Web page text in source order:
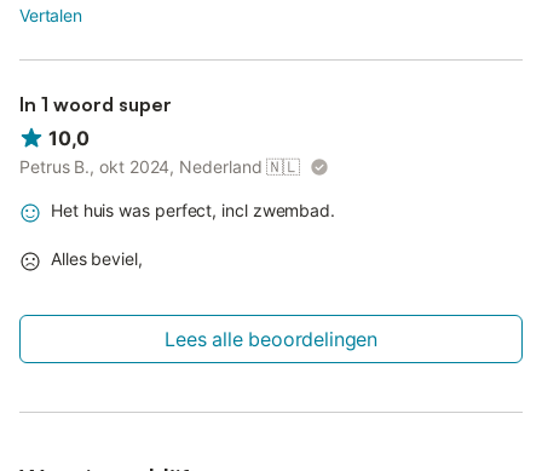
Vertalen
In 1 woord super
10,0
Petrus B., okt 2024, Nederland 🇳🇱
Het huis was perfect, incl zwembad.
Alles beviel,
Lees alle beoordelingen